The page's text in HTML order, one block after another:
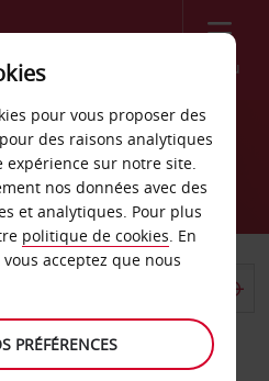
Menu
Perth
de retour
pour vous proposer des
des raisons analytiques
sur notre site.
nos données avec des
et analytiques. Pour plus
politique de cookies. En
vous acceptez que nous
PRÉFÉRENCES